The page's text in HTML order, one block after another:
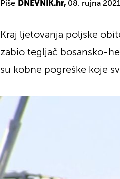
Piše DNEVNIK.hr, 08. rujna
Kraj ljetovanja poljske
zabio tegljač bosansko-
su kobne pogreške koje